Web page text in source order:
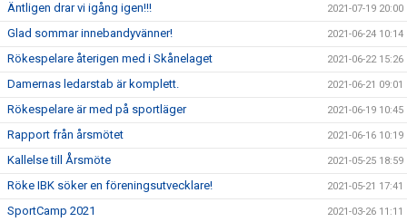
Äntligen drar vi igång igen!!! 2021-07-19 20:00
Glad sommar innebandyvänner! 2021-06-24 10:14
Rökespelare återigen med i Skånelaget 2021-06-22 15:26
Damernas ledarstab är komplett. 2021-06-21 09:01
Rökespelare är med på sportläger 2021-06-19 10:45
Rapport från årsmötet 2021-06-16 10:19
Kallelse till Årsmöte 2021-05-25 18:59
Röke IBK söker en föreningsutvecklare! 2021-05-21 17:41
SportCamp 2021 2021-03-26 11:11